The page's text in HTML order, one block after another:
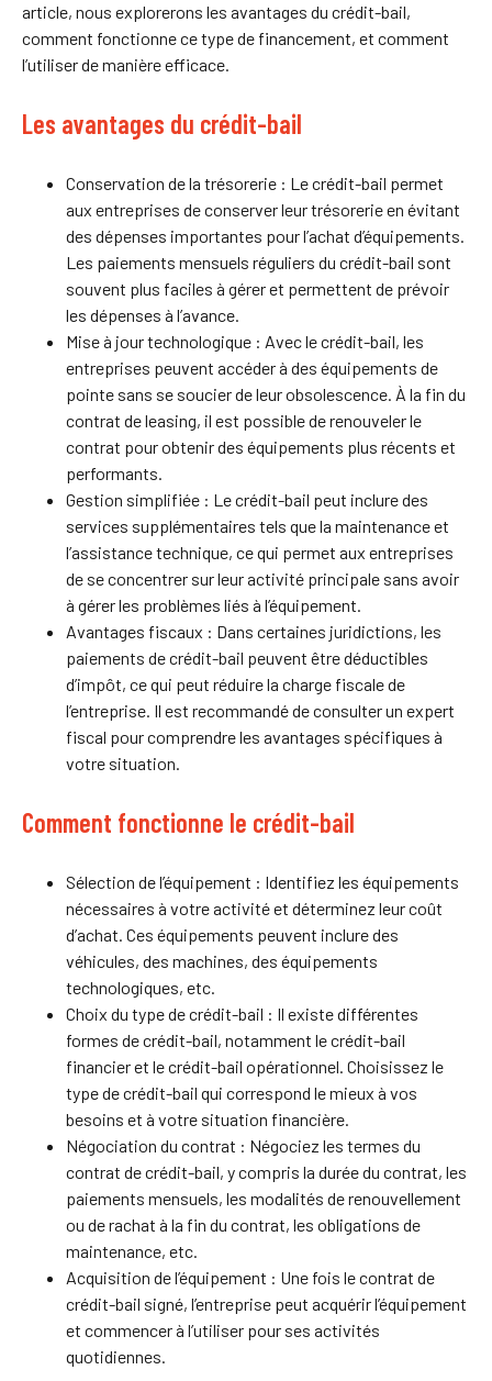
article, nous explorerons les avantages du crédit-bail,
comment fonctionne ce type de financement, et comment
l’utiliser de manière efficace.
Les avantages du crédit-bail
Conservation de la trésorerie : Le crédit-bail permet
aux entreprises de conserver leur trésorerie en évitant
des dépenses importantes pour l’achat d’équipements.
Les paiements mensuels réguliers du crédit-bail sont
souvent plus faciles à gérer et permettent de prévoir
les dépenses à l’avance.
Mise à jour technologique : Avec le crédit-bail, les
entreprises peuvent accéder à des équipements de
pointe sans se soucier de leur obsolescence. À la fin du
contrat de leasing, il est possible de renouveler le
contrat pour obtenir des équipements plus récents et
performants.
Gestion simplifiée : Le crédit-bail peut inclure des
services supplémentaires tels que la maintenance et
l’assistance technique, ce qui permet aux entreprises
de se concentrer sur leur activité principale sans avoir
à gérer les problèmes liés à l’équipement.
Avantages fiscaux : Dans certaines juridictions, les
paiements de crédit-bail peuvent être déductibles
d’impôt, ce qui peut réduire la charge fiscale de
l’entreprise. Il est recommandé de consulter un expert
fiscal pour comprendre les avantages spécifiques à
votre situation.
Comment fonctionne le crédit-bail
Sélection de l’équipement : Identifiez les équipements
nécessaires à votre activité et déterminez leur coût
d’achat. Ces équipements peuvent inclure des
véhicules, des machines, des équipements
technologiques, etc.
Choix du type de crédit-bail : Il existe différentes
formes de crédit-bail, notamment le crédit-bail
financier et le crédit-bail opérationnel. Choisissez le
type de crédit-bail qui correspond le mieux à vos
besoins et à votre situation financière.
Négociation du contrat : Négociez les termes du
contrat de crédit-bail, y compris la durée du contrat, les
paiements mensuels, les modalités de renouvellement
ou de rachat à la fin du contrat, les obligations de
maintenance, etc.
Acquisition de l’équipement : Une fois le contrat de
crédit-bail signé, l’entreprise peut acquérir l’équipement
et commencer à l’utiliser pour ses activités
quotidiennes.